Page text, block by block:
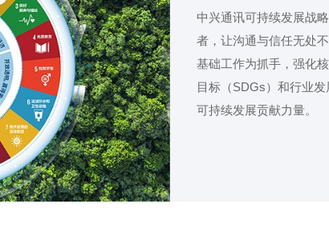
中兴通讯可持续发展战
者，让沟通与信任无处
基础工作为抓手，强化
目标（SDGs）和行业
可持续发展贡献力量。